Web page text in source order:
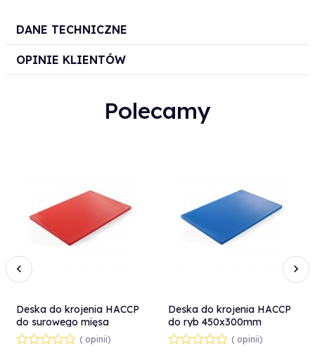
DANE TECHNICZNE
OPINIE KLIENTÓW
Polecamy
Deska do krojenia HACCP
do surowego mięsa
450x300 mm czerwona -
Hendi 825525
( opinii)
Deska do krojenia HACCP
do ryb 450x300mm
niebieska - Hendi 825532
( opinii)